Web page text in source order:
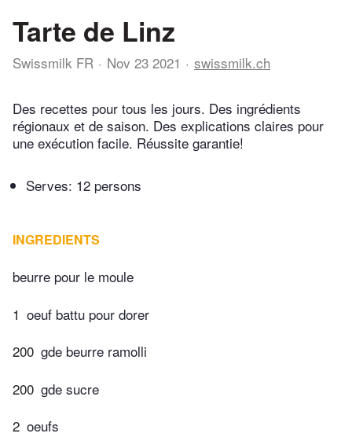
Tarte de Linz
Swissmilk FR Nov 23 2021 swissmilk.ch
Des recettes pour tous les jours. Des ingrédients
régionaux et de saison. Des explications claires pour
une exécution facile. Réussite garantie!
Serves: 12 persons
INGREDIENTS
beurre pour le moule
1 oeuf battu pour dorer
200 gde beurre ramolli
200 gde sucre
2 oeufs